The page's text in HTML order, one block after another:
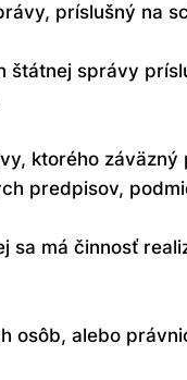
príslušný na
správy
ktorého záväzný
predpisov,
sa má činnosť
osôb, alebo